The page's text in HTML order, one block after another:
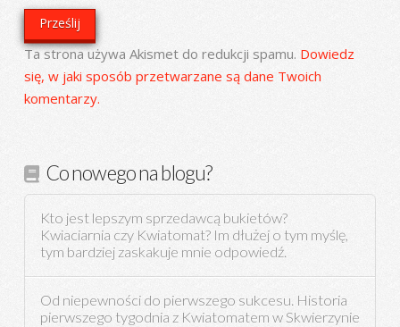
Ta strona używa Akismet do redukcji spamu. Dowiedz
się, w jaki sposób przetwarzane są dane Twoich
komentarzy.
Co nowego na blogu?
Kto jest lepszym sprzedawcą bukietów?
Kwiaciarnia czy Kwiatomat? Im dłużej o tym myślę,
tym bardziej zaskakuje mnie odpowiedź.
Od niepewności do pierwszego sukcesu. Historia
pierwszego tygodnia z Kwiatomatem w Skwierzynie